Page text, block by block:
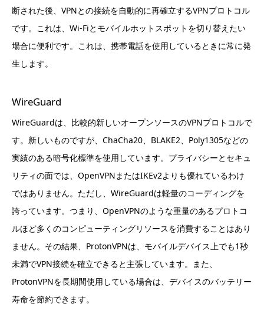
断された後、VPNとの接続を自動的に再確立するVPNプロトコル
です。これは、Wi-Fiとモバイルホットスポットを切り替えたい
場合に便利です。これは、携帯電話を使用しているときに常に発
生します。
WireGuard
WireGuardは、比較的新しいオープンソースのVPNプロトコルで
す。新しいものですが、ChaCha20、BLAKE2、Poly1305などの
実績のある暗号化標準を使用しています。プライバシーとセキュ
リティの面では、OpenVPNまたはIKEv2よりも優れているわけ
ではありません。ただし、WireGuardは軽量のコーディングを
誇っています。つまり、OpenVPNのような重量のあるプロトコ
ルほど多くのコンピューティングリソースを消費することはあり
ません。その結果、ProtonVPNは、モバイルデバイス上でも1秒
未満でVPN接続を確立できると主張しています。また、
ProtonVPNを長期間使用している場合は、デバイスのバッテリー
寿命を節約できます。